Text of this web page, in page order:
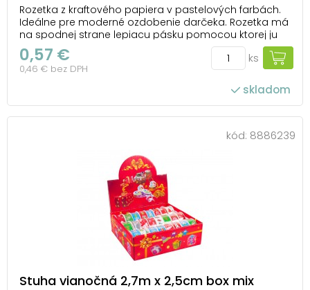
Rozetka z kraftového papiera v pastelových farbách.
Ideálne pre moderné ozdobenie darčeka. Rozetka má
na spodnej strane lepiacu pásku pomocou ktorej ju
pripevníte na krabičku alebo inak zabalený darček.
Balenie: 50 ks Priemer: 110 mm Šírka stuhy: 18 mm
Farba: žltá, zelená, fialová, ružová, ...
0,57 €
0,46 € bez DPH
ks
skladom
kód: 8886239
Stuha vianočná 2,7m x 2,5cm box mix